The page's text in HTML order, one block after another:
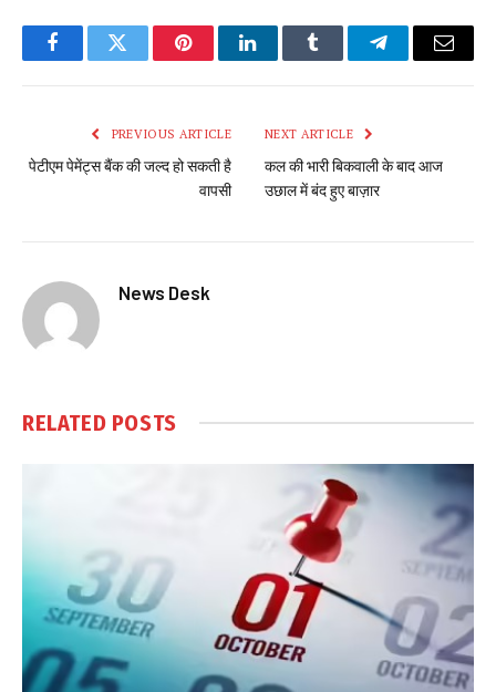
FacebookTwitter PinterestLinkedInTumblr TelegramEmail
PREVIOUS ARTICLE
पेटीएम पेमेंट्स बैंक की जल्द हो सकती है
वापसी
NEXT ARTICLE
कल की भारी बिकवाली के बाद आज
उछाल में बंद हुए बाज़ार
News Desk
RELATED POSTS